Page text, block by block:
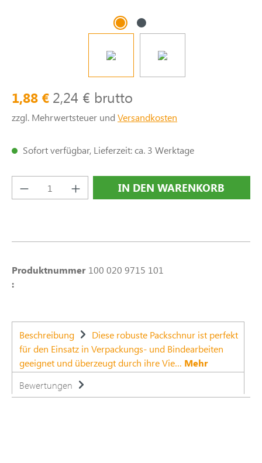
1,88 € 2,24 € brutto
zzgl. Mehrwertsteuer und Versandkosten
Sofort verfügbar, Lieferzeit: ca. 3 Werktage
Produkt Anzahl: Gib den gewünschten
IN DEN WARENKORB
Produktnummer
:
100 020 9715 101
Beschreibung
Diese robuste Packschnur ist perfekt
für den Einsatz in Verpackungs- und Bindearbeiten
geeignet und überzeugt durch ihre Vie… Mehr
Bewertungen